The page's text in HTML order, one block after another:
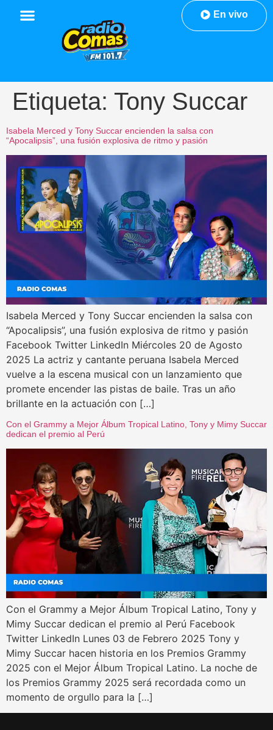
En vivo
Etiqueta: Tony Succar
Isabela Merced y Tony Succar encienden la salsa con
“Apocalipsis”, una fusión explosiva de ritmo y pasión
Isabela Merced y Tony Succar encienden la salsa con
“Apocalipsis”, una fusión explosiva de ritmo y pasión
Facebook Twitter LinkedIn Miércoles 20 de Agosto
2025 La actriz y cantante peruana Isabela Merced
vuelve a la escena musical con un lanzamiento que
promete encender las pistas de baile. Tras un año
brillante en la actuación con […]
Con el Grammy a Mejor Álbum Tropical Latino, Tony y Mimy Succar
dedican el premio al Perú
Con el Grammy a Mejor Álbum Tropical Latino, Tony y
Mimy Succar dedican el premio al Perú Facebook
Twitter LinkedIn Lunes 03 de Febrero 2025 Tony y
Mimy Succar hacen historia en los Premios Grammy
2025 con el Mejor Álbum Tropical Latino. La noche de
los Premios Grammy 2025 será recordada como un
momento de orgullo para la […]